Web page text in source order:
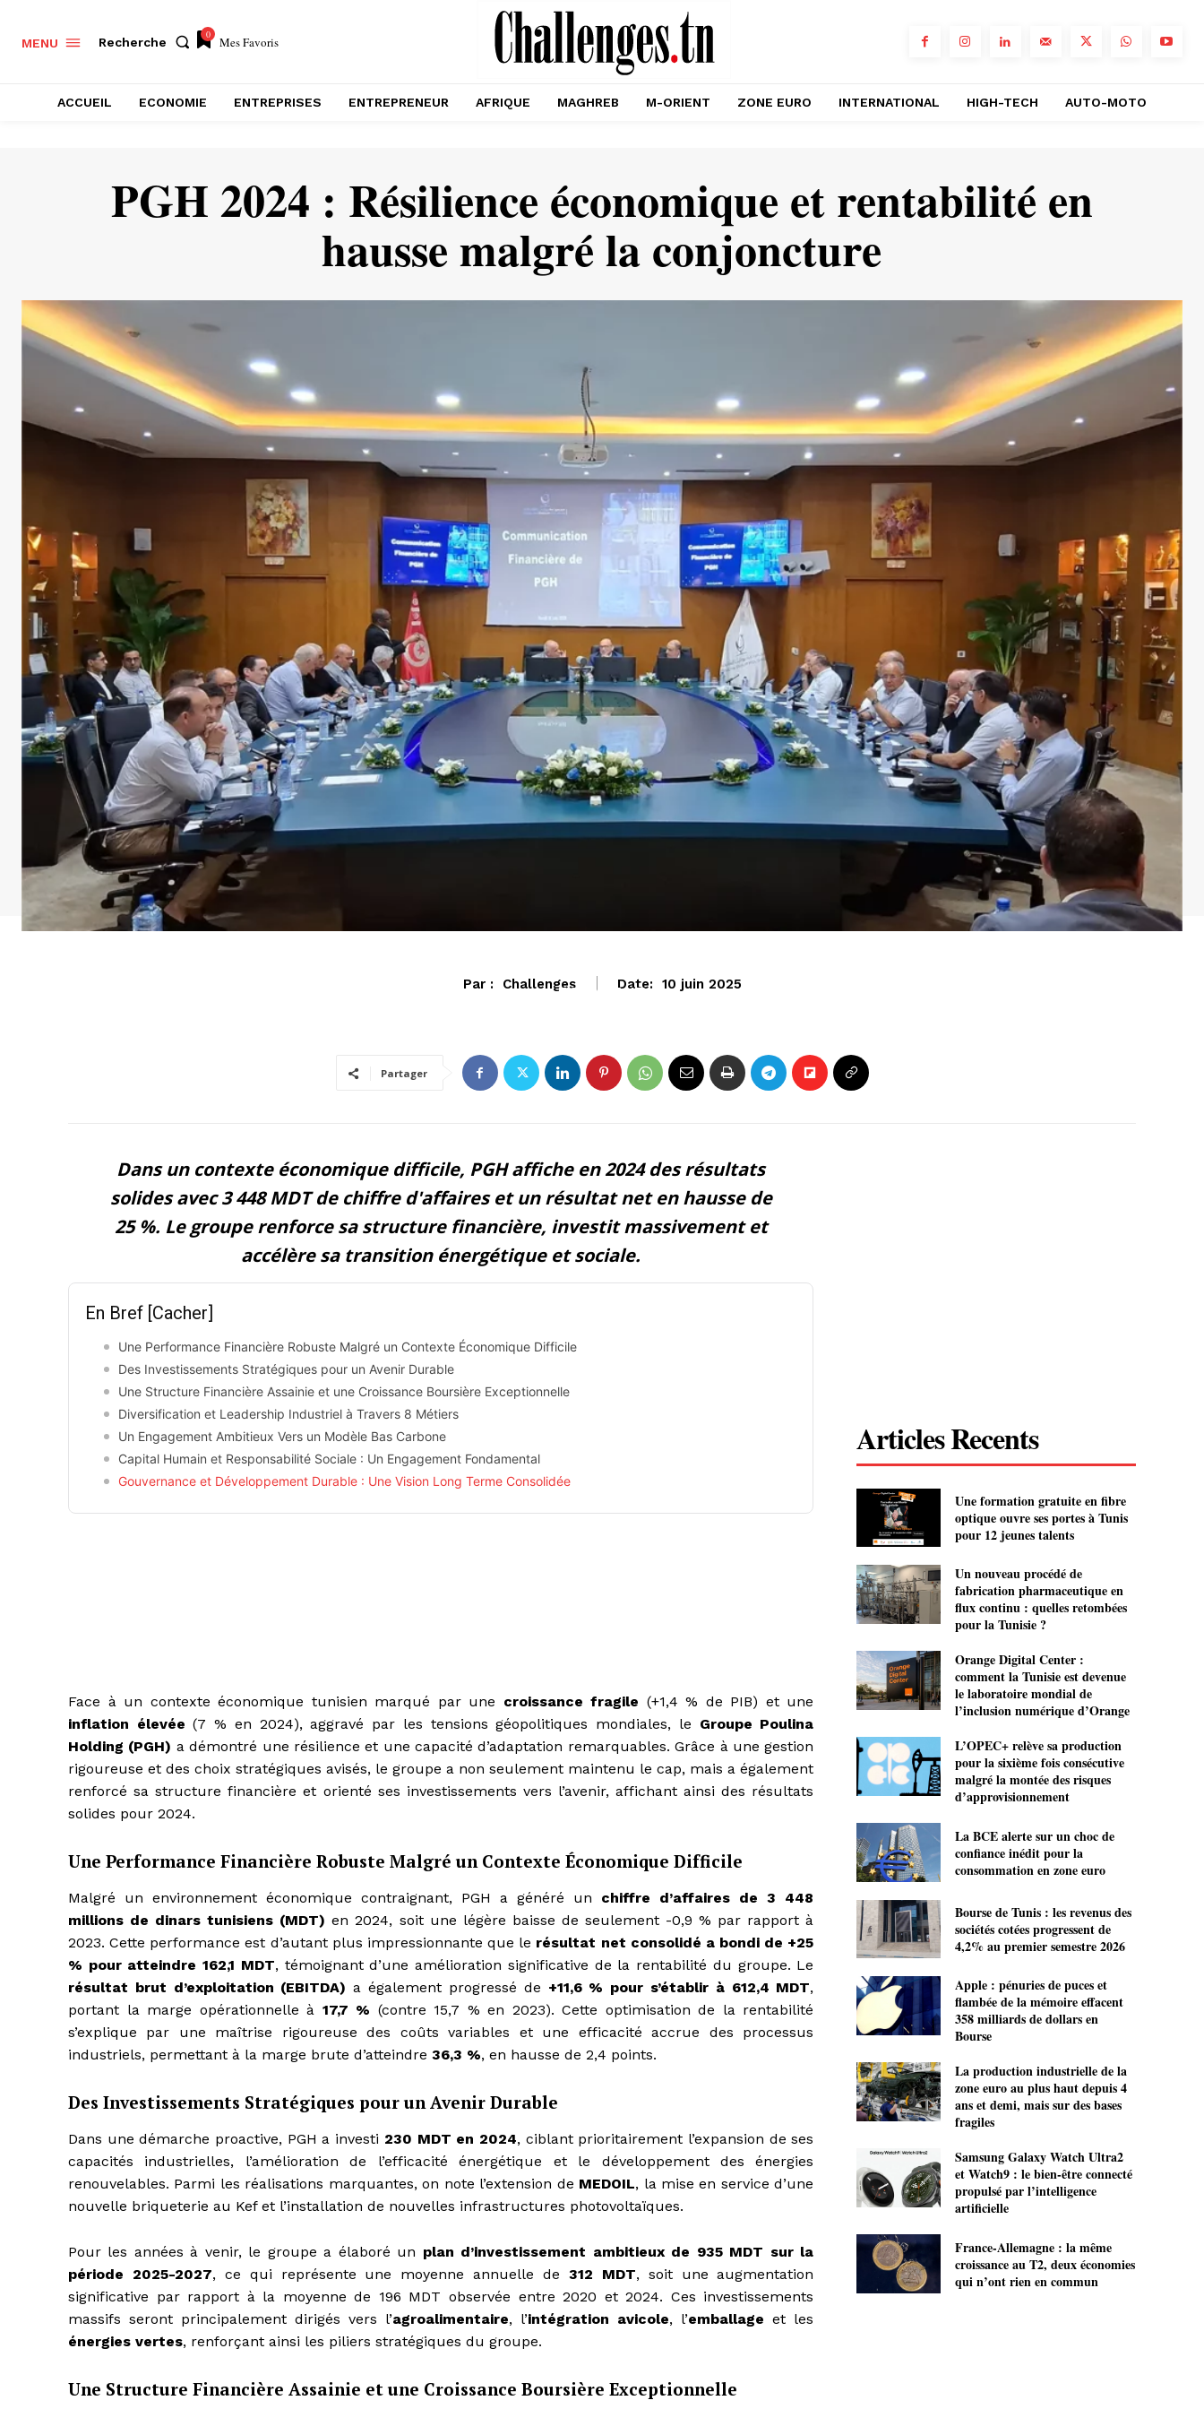
MENU Recherche
0 Mes Favoris
ACCUEIL ECONOMIE ENTREPRISES ENTREPRENEUR AFRIQUE MAGHREB M-ORIENT ZONE EURO INTERNATIONAL HIGH-TECH AUTO-MOTO
PGH 2024 : Résilience économique et rentabilité en
hausse malgré la conjoncture
Par : Challenges Date: 10 juin 2025
ECONOMIE
Partager
Dans un contexte économique difficile, PGH affiche en 2024 des résultats
solides avec 3 448 MDT de chiffre d'affaires et un résultat net en hausse de
25 %. Le groupe renforce sa structure financière, investit massivement et
accélère sa transition énergétique et sociale.
En Bref [Cacher]
Une Performance Financière Robuste Malgré un Contexte Économique Difficile
Des Investissements Stratégiques pour un Avenir Durable
Une Structure Financière Assainie et une Croissance Boursière Exceptionnelle
Diversification et Leadership Industriel à Travers 8 Métiers
Un Engagement Ambitieux Vers un Modèle Bas Carbone
Capital Humain et Responsabilité Sociale : Un Engagement Fondamental
Gouvernance et Développement Durable : Une Vision Long Terme Consolidée
Face à un contexte économique tunisien marqué par une croissance fragile (+1,4 % de PIB) et une
inflation élevée (7 % en 2024), aggravé par les tensions géopolitiques mondiales, le Groupe Poulina
Holding (PGH) a démontré une résilience et une capacité d’adaptation remarquables. Grâce à une gestion
rigoureuse et des choix stratégiques avisés, le groupe a non seulement maintenu le cap, mais a également
renforcé sa structure financière et orienté ses investissements vers l’avenir, affichant ainsi des résultats
solides pour 2024.
Une Performance Financière Robuste Malgré un Contexte Économique Difficile
Malgré un environnement économique contraignant, PGH a généré un chiffre d’affaires de 3 448
millions de dinars tunisiens (MDT) en 2024, soit une légère baisse de seulement -0,9 % par rapport à
2023. Cette performance est d’autant plus impressionnante que le résultat net consolidé a bondi de +25
% pour atteindre 162,1 MDT, témoignant d’une amélioration significative de la rentabilité du groupe. Le
résultat brut d’exploitation (EBITDA) a également progressé de +11,6 % pour s’établir à 612,4 MDT,
portant la marge opérationnelle à 17,7 % (contre 15,7 % en 2023). Cette optimisation de la rentabilité
s’explique par une maîtrise rigoureuse des coûts variables et une efficacité accrue des processus
industriels, permettant à la marge brute d’atteindre 36,3 %, en hausse de 2,4 points.
Des Investissements Stratégiques pour un Avenir Durable
Dans une démarche proactive, PGH a investi 230 MDT en 2024, ciblant prioritairement l’expansion de ses
capacités industrielles, l’amélioration de l’efficacité énergétique et le développement des énergies
renouvelables. Parmi les réalisations marquantes, on note l’extension de MEDOIL, la mise en service d’une
nouvelle briqueterie au Kef et l’installation de nouvelles infrastructures photovoltaïques.
Pour les années à venir, le groupe a élaboré un plan d’investissement ambitieux de 935 MDT sur la
période 2025-2027, ce qui représente une moyenne annuelle de 312 MDT, soit une augmentation
significative par rapport à la moyenne de 196 MDT observée entre 2020 et 2024. Ces investissements
massifs seront principalement dirigés vers l’agroalimentaire, l’intégration avicole, l’emballage et les
énergies vertes, renforçant ainsi les piliers stratégiques du groupe.
Une Structure Financière Assainie et une Croissance Boursière Exceptionnelle
Articles Recents
Une formation gratuite en fibre
optique ouvre ses portes à Tunis
pour 12 jeunes talents
Un nouveau procédé de
fabrication pharmaceutique en
flux continu : quelles retombées
pour la Tunisie ?
Orange Digital Center :
comment la Tunisie est devenue
le laboratoire mondial de
l’inclusion numérique d’Orange
L’OPEC+ relève sa production
pour la sixième fois consécutive
malgré la montée des risques
d’approvisionnement
La BCE alerte sur un choc de
confiance inédit pour la
consommation en zone euro
Bourse de Tunis : les revenus des
sociétés cotées progressent de
4,2% au premier semestre 2026
Apple : pénuries de puces et
flambée de la mémoire effacent
358 milliards de dollars en
Bourse
La production industrielle de la
zone euro au plus haut depuis 4
ans et demi, mais sur des bases
fragiles
Samsung Galaxy Watch Ultra2
et Watch9 : le bien-être connecté
propulsé par l’intelligence
artificielle
France-Allemagne : la même
croissance au T2, deux économies
qui n’ont rien en commun